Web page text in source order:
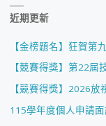
近期更新
【金榜題名】狂賀第
【競賽得獎】第22
【競賽得獎】2026放
115學年度個人申請